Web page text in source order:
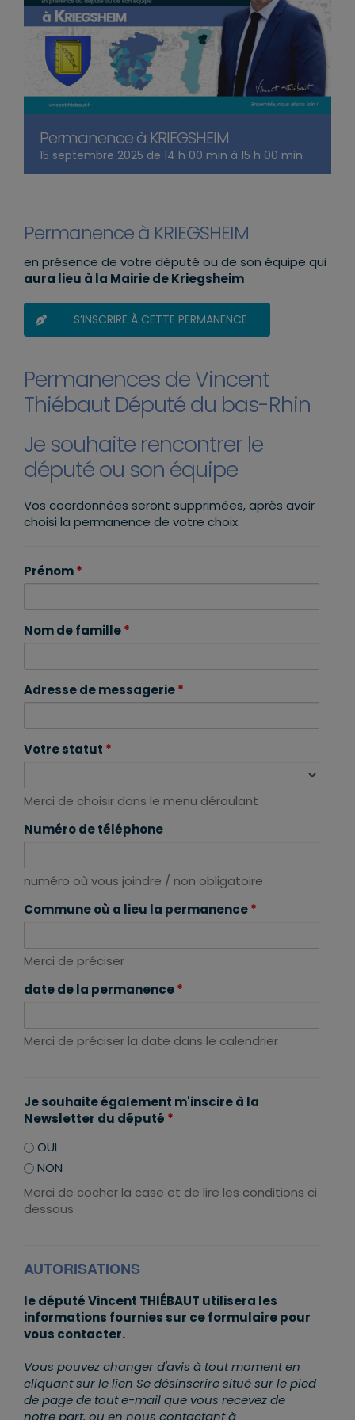
Permanence à KRIEGSHEIM
15 septembre 2025 de 14 h 00 min à 15 h 00 min
Permanence à KRIEGSHEIM
en présence de votre député ou de son équipe qui
aura lieu à la Mairie de Kriegsheim
S’INSCRIRE À CETTE PERMANENCE
Permanences de Vincent
Thiébaut Député du bas-Rhin
Je souhaite rencontrer le
député ou son équipe
Vos coordonnées seront supprimées, après avoir
choisi la permanence de votre choix.
Prénom*
Nom de famille*
Adresse de messagerie*
Votre statut *
Merci de choisir dans le menu déroulant
Numéro de téléphone
numéro où vous joindre / non obligatoire
Commune où a lieu la permanence*
Merci de préciser
date de la permanence*
Merci de préciser la date dans le calendrier
Je souhaite également m'inscire à la
Newsletter du député *
OUI
NON
Merci de cocher la case et de lire les conditions ci
dessous
AUTORISATIONS
le député Vincent THIÉBAUT utilisera les
informations fournies sur ce formulaire pour
vous contacter.
Vous pouvez changer d'avis à tout moment en
cliquant sur le lien Se désinscrire situé sur le pied
de page de tout e-mail que vous recevez de
notre part, ou en nous contactant à